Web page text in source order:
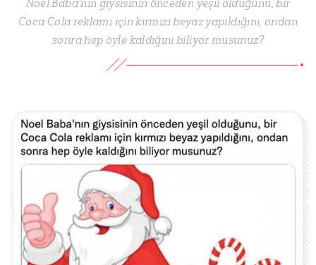
Noel Baba’nın giysisinin önceden yeşil olduğunu, bir
Coca Cola reklamı için kırmızı beyaz yapıldığını, ondan
sonra hep öyle kaldığını biliyor musunuz?